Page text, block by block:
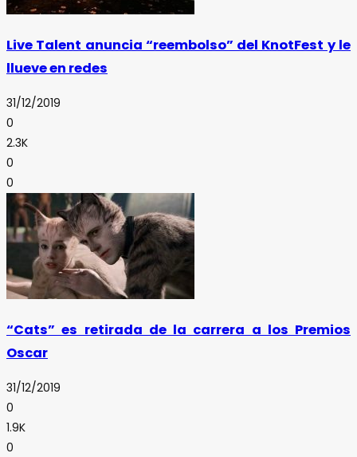
Live Talent anuncia “reembolso” del KnotFest y le
llueve en redes
31/12/2019
0
2.3K
0
0
“Cats” es retirada de la carrera a los Premios
Oscar
31/12/2019
0
1.9K
0